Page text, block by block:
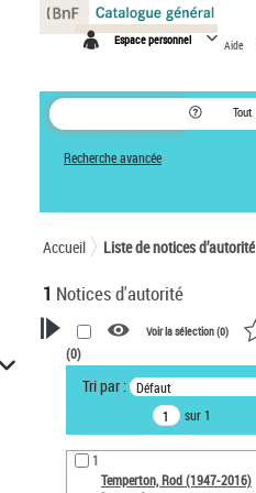
Espace personnel Aide
Tout
Recherche avancée
Accueil Liste de notices d’autorité
1 Notices d'autorité
VOTRE RECHERCHE
Recherche avancée dans les
notices d’autorité
Œuvres liées à l'auteur :
Temperton, Rod (1947-2016)
Voir la sélection (0)
(0)
Tri par : Défaut
sur 1
1
Temperton, Rod (1947-2016)
Panneau de gestion des cookies